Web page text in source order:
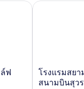
ฟ
สอร์ท แอนด์ สปา
โรงแรม
สยาม
โรงแรมสยา
สนามบินสุว
โรงแรมสยาม